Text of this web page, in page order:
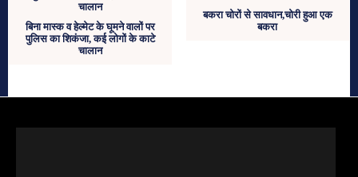
बिना मास्क व हेल्मेट के घूमने वालों पर
पुलिस का शिकंजा, कई लोगों के काटे
चालान
बकरा चोरों से सावधान,चोरी हुआ एक
बकरा